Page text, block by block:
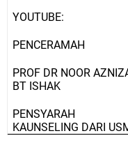
YOUTUBE:
PENCERAMAH
PROF DR NOOR
BT ISHAK
PENSYARAH
KAUNSELING DARI